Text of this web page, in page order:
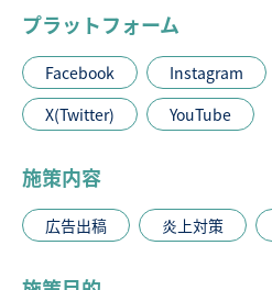
プラットフォーム
Facebook Instagram
X(Twitter)
YouTube
施策内容
広告出稿 炎上対策